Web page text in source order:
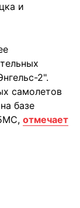
и
2".
самолетов
базе
отмечает